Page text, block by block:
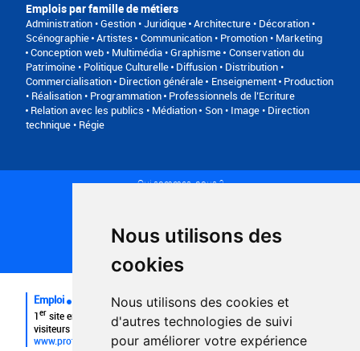
Nous utilisons des
cookies
Nous utilisons des cookies et
d'autres technologies de suivi
pour améliorer votre expérience
Emplois par famille de métiers
Administration • Gestion • Juridique Architecture • Décoration •
Scénographie Artistes
Communication • Promotion • Marketing
Conception web • Multimédia • Graphisme Conservation du
Patrimoine • Politique Culturelle Diffusion • Distribution •
Commercialisation Direction générale Enseignement Production
• Réalisation • Programmation Professionnels de l’Ecriture
Relation avec les publics • Médiation
Son • Image • Direction
technique • Régie
Qui sommes-nous ?
Plan du site
FAQ recruteurs
FAQ
Emploi
1er site emploi du secteur culturel 784.000 visites et 230.000
visiteurs uniques par mois.
www.profilculture.com